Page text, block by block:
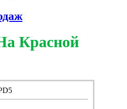
Красной